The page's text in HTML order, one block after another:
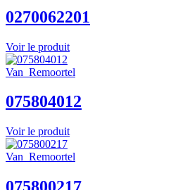
0270062201
Voir le produit
Van_Remoortel
075804012
Voir le produit
Van_Remoortel